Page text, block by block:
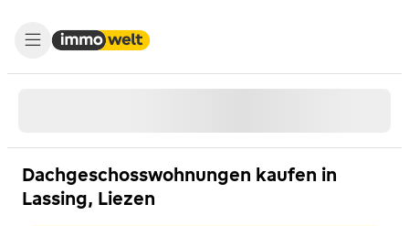
Dachgeschosswohnungen kaufen in
Lassing, Liezen